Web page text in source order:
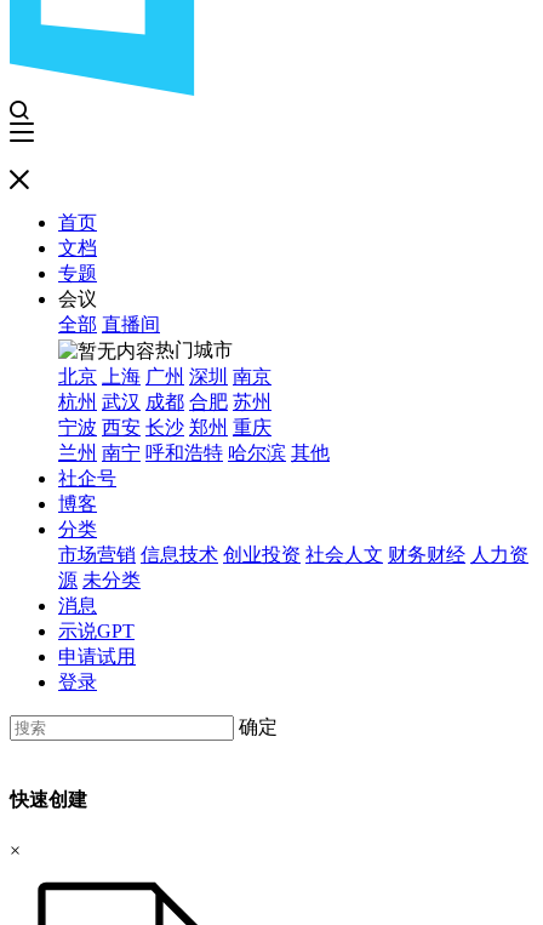
首页
文档
专题
会议
全部 直播间
热门城市
北京
上海 广州 深圳 南京
杭州 武汉 成都 合肥 苏州
宁波 西安 长沙 郑州 重庆
兰州 南宁 呼和浩特 哈尔滨 其他
社企号
博客
分类
市场营销 信息技术 创业投资 社会人文 财务财经 人力资
源 未分类
消息
示说GPT
申请试用
登录
确定
快速创建
×